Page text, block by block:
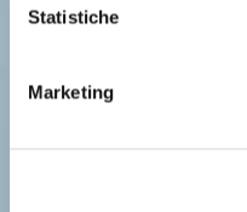
Statistiche
Marketing